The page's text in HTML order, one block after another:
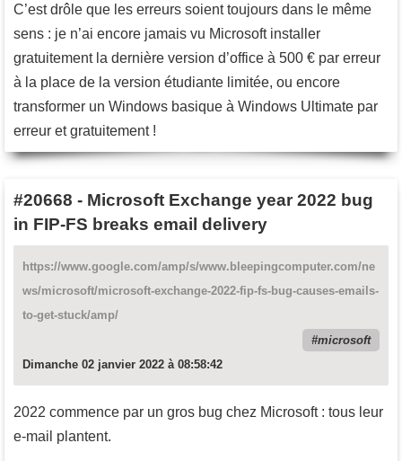
C’est drôle que les erreurs soient toujours dans le même
sens : je n’ai encore jamais vu Microsoft installer
gratuitement la dernière version d’office à 500 € par erreur
à la place de la version étudiante limitée, ou encore
transformer un Windows basique à Windows Ultimate par
erreur et gratuitement !
#20668 - Microsoft Exchange year 2022 bug
in FIP-FS breaks email delivery
https://www.google.com/amp/s/www.bleepingcomputer.com/ne
ws/microsoft/microsoft-exchange-2022-fip-fs-bug-causes-emails-
to-get-stuck/amp/
microsoft
Dimanche 02 janvier 2022 à 08:58:42
2022 commence par un gros bug chez Microsoft : tous leur
e-mail plantent.